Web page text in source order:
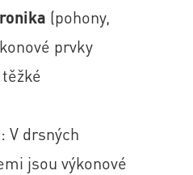
(pohony,
prvky
: V drsných
jsou výkonové